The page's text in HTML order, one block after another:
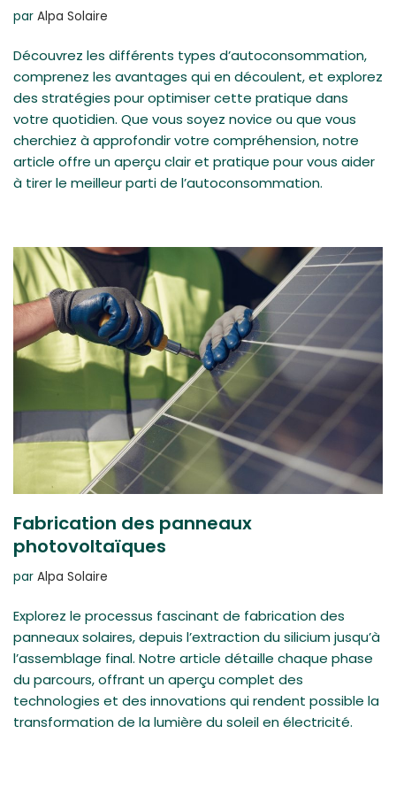
par Alpa Solaire
Découvrez les différents types d’autoconsommation,
comprenez les avantages qui en découlent, et explorez
des stratégies pour optimiser cette pratique dans
votre quotidien. Que vous soyez novice ou que vous
cherchiez à approfondir votre compréhension, notre
article offre un aperçu clair et pratique pour vous aider
à tirer le meilleur parti de l’autoconsommation.
Fabrication des panneaux
photovoltaïques
par Alpa Solaire
Explorez le processus fascinant de fabrication des
panneaux solaires, depuis l’extraction du silicium jusqu’à
l’assemblage final. Notre article détaille chaque phase
du parcours, offrant un aperçu complet des
technologies et des innovations qui rendent possible la
transformation de la lumière du soleil en électricité.